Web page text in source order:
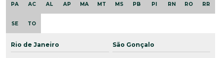
PA AC AL AP MA MT MS PB PI RN RO RR
SE TO
Rio de Janeiro São Gonçalo